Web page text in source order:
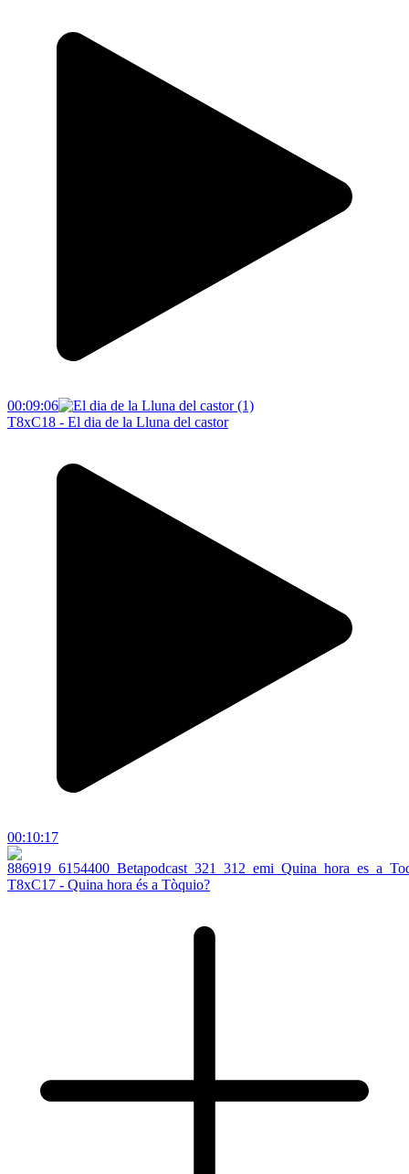
00:09:06
T8xC18 - El dia de la Lluna del castor
00:10:17
T8xC17 - Quina hora és a Tòquio?